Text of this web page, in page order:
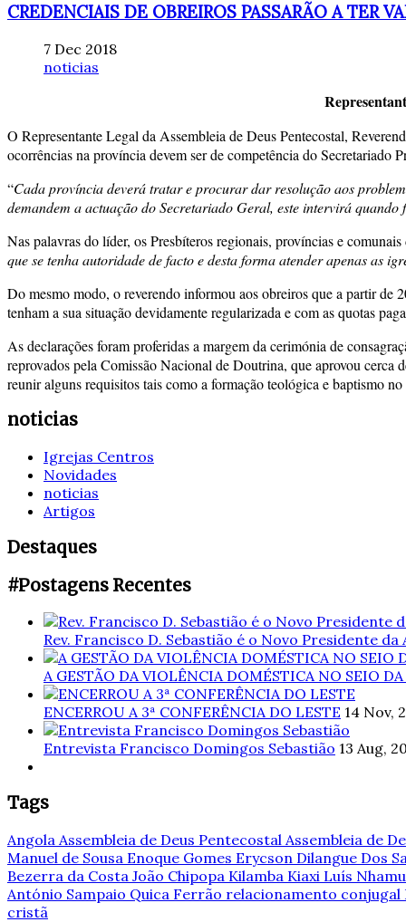
CREDENCIAIS DE OBREIROS PASSARÃO A TER
7 Dec 2018
noticias
O Representante Legal da Assembleia de Deus Pentecostal,
ocorrências na província devem ser de competência do Secretariado
“Cada província deverá tratar e procurar dar resolução aos
demandem a actuação do Secretariado Geral, este intervirá
Nas palavras do líder, os Presbíteros regionais, províncias e
que se tenha autoridade de facto e desta forma atender apenas as
Do mesmo modo, o reverendo informou aos obreiros que a partir de
tenham a sua situação devidamente regularizada e com as quotas
As declarações foram proferidas a margem da cerimónia de
reprovados pela Comissão Nacional de Doutrina, que aprovou cerca
reunir alguns requisitos tais como a formação teológica e baptismo
noticias
Igrejas Centros
Novidades
noticias
Artigos
Destaques
#Postagens Recentes
Rev. Francisco D. Sebastião é o Novo Presidente da
A GESTÃO DA VIOLÊNCIA DOMÉSTICA NO SEIO
ENCERROU A 3ª CONFERÊNCIA DO LESTE 14 Nov,
Entrevista Francisco Domingos Sebastião 13 Aug,
Tags
Angola Assembleia de Deus Pentecostal Assembleia de
Manuel de Sousa Enoque Gomes Erycson Dilangue Dos
Bezerra da Costa João Chipopa Kilamba Kiaxi Luís
António Sampaio Quica Ferrão relacionamento conjugal
cristã